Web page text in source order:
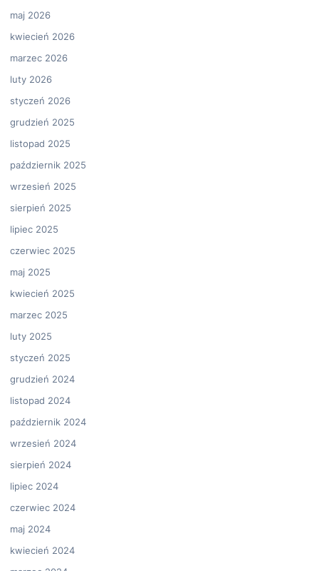
maj 2026
kwiecień 2026
marzec 2026
luty 2026
styczeń 2026
grudzień 2025
listopad 2025
październik 2025
wrzesień 2025
sierpień 2025
lipiec 2025
czerwiec 2025
maj 2025
kwiecień 2025
marzec 2025
luty 2025
styczeń 2025
grudzień 2024
listopad 2024
październik 2024
wrzesień 2024
sierpień 2024
lipiec 2024
czerwiec 2024
maj 2024
kwiecień 2024